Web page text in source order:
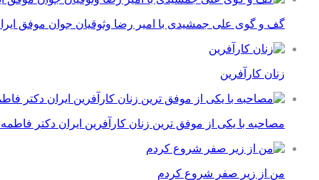
گف و گوی علی جمشیدی با امیر رضا وثوقیان جوان موفق
زنان کارآفرین
مصاحبه با یکی از موفق ترین زنان کارآفرین ایران دکتر
من از زیر صفر شروع کردم